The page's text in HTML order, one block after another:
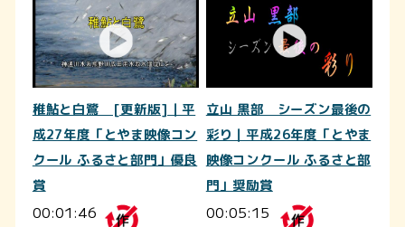
稚鮎と白鷺 [更新版]｜平
成27年度「とやま映像コン
クール ふるさと部門」優良
賞
00:01:46
立山 黒部 シーズン最後の
彩り｜平成26年度「とやま
映像コンクール ふるさと部
門」奨励賞
00:05:15